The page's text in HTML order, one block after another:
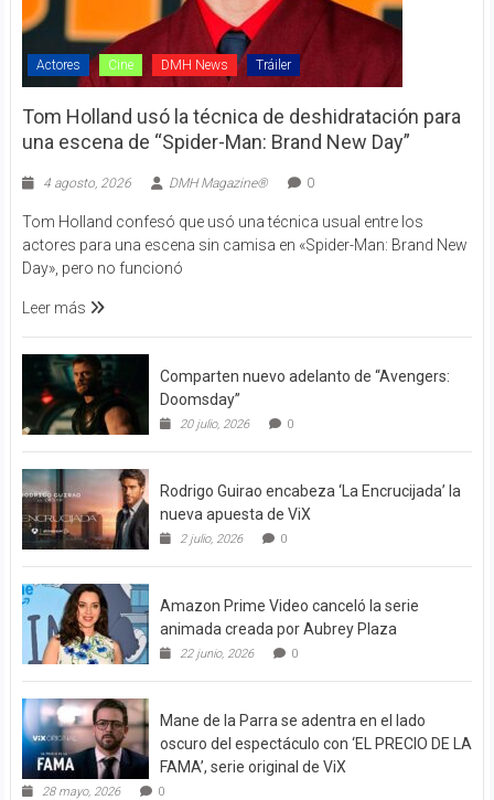
Actores Cine DMH News Tráiler
Tom Holland usó la técnica de deshidratación para
una escena de “Spider-Man: Brand New Day”
4 agosto, 2026 DMH Magazine® 0
Tom Holland confesó que usó una técnica usual entre los
actores para una escena sin camisa en «Spider-Man: Brand New
Day», pero no funcionó
Leer más
Comparten nuevo adelanto de “Avengers:
Doomsday”
20 julio, 2026 0
Rodrigo Guirao encabeza ‘La Encrucijada’ la
nueva apuesta de ViX
2 julio, 2026 0
Amazon Prime Video canceló la serie
animada creada por Aubrey Plaza
22 junio, 2026 0
Mane de la Parra se adentra en el lado
oscuro del espectáculo con ‘EL PRECIO DE LA
FAMA’, serie original de ViX
28 mayo, 2026 0